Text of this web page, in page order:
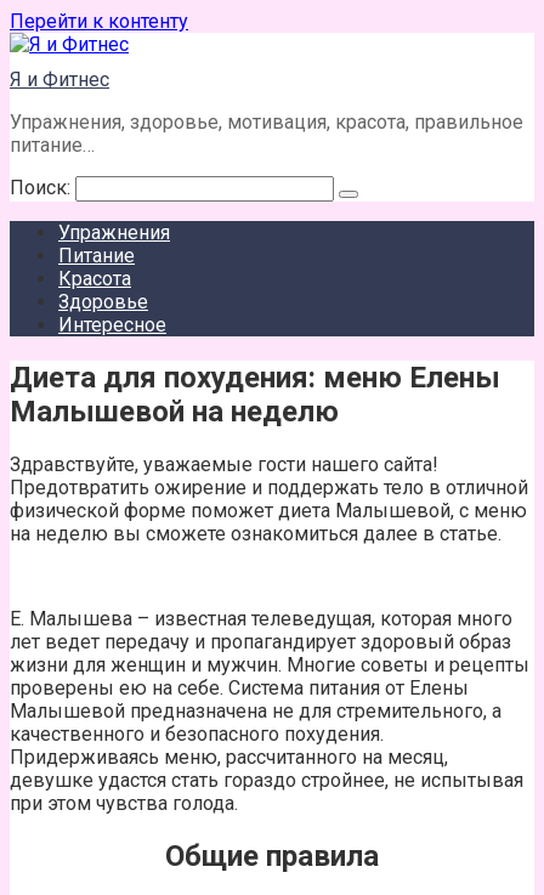
Перейти к контенту
Я и Фитнес
Упражнения, здоровье, мотивация, красота, правильное
питание…
Поиск:
Упражнения
Питание
Красота
Здоровье
Интересное
Диета для похудения: меню Елены
Малышевой на неделю
Здравствуйте, уважаемые гости нашего сайта!
Предотвратить ожирение и поддержать тело в отличной
физической форме поможет диета Малышевой, с меню
на неделю вы сможете ознакомиться далее в статье.
Е. Малышева – известная телеведущая, которая много
лет ведет передачу и пропагандирует здоровый образ
жизни для женщин и мужчин. Многие советы и рецепты
проверены ею на себе. Система питания от Елены
Малышевой предназначена не для стремительного, а
качественного и безопасного похудения.
Придерживаясь меню, рассчитанного на месяц,
девушке удастся стать гораздо стройнее, не испытывая
при этом чувства голода.
Общие правила